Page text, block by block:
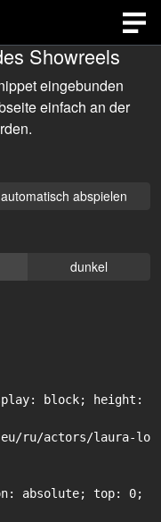
Showreels
eingebunden
einfach an der
automatisch abspielen
dunkel
block; height:
ru/actors/laura-
absolute; top: 0;